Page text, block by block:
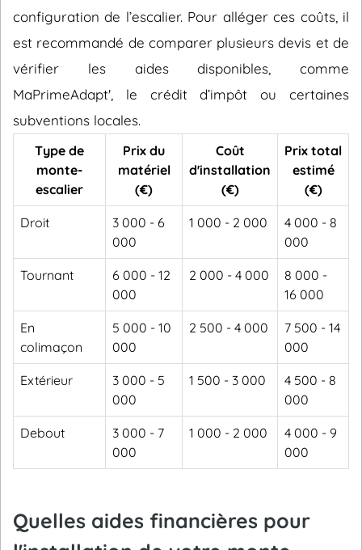
configuration de l’escalier. Pour alléger ces coûts, il
est recommandé de comparer plusieurs devis et de
vérifier les aides disponibles, comme
MaPrimeAdapt', le crédit d’impôt ou certaines
subventions locales.
Type de
monte-
escalier
Prix du
matériel
(€)
Coût
d'installation
(€)
Prix total
estimé
(€)
Droit
3 000 - 6
000
1 000 - 2 000
4 000 - 8
000
Tournant
6 000 - 12
000
2 000 - 4 000
8 000 -
16 000
En
colimaçon
5 000 - 10
000
2 500 - 4 000
7 500 - 14
000
Extérieur
3 000 - 5
000
1 500 - 3 000
4 500 - 8
000
Debout
3 000 - 7
000
1 000 - 2 000
4 000 - 9
000
Quelles aides financières pour